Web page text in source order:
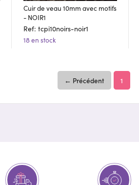
Cuir de veau 10mm avec motifs
- NOIR1
Ref: tcpi10noirs-noir1
18 en stock
← Précédent 1